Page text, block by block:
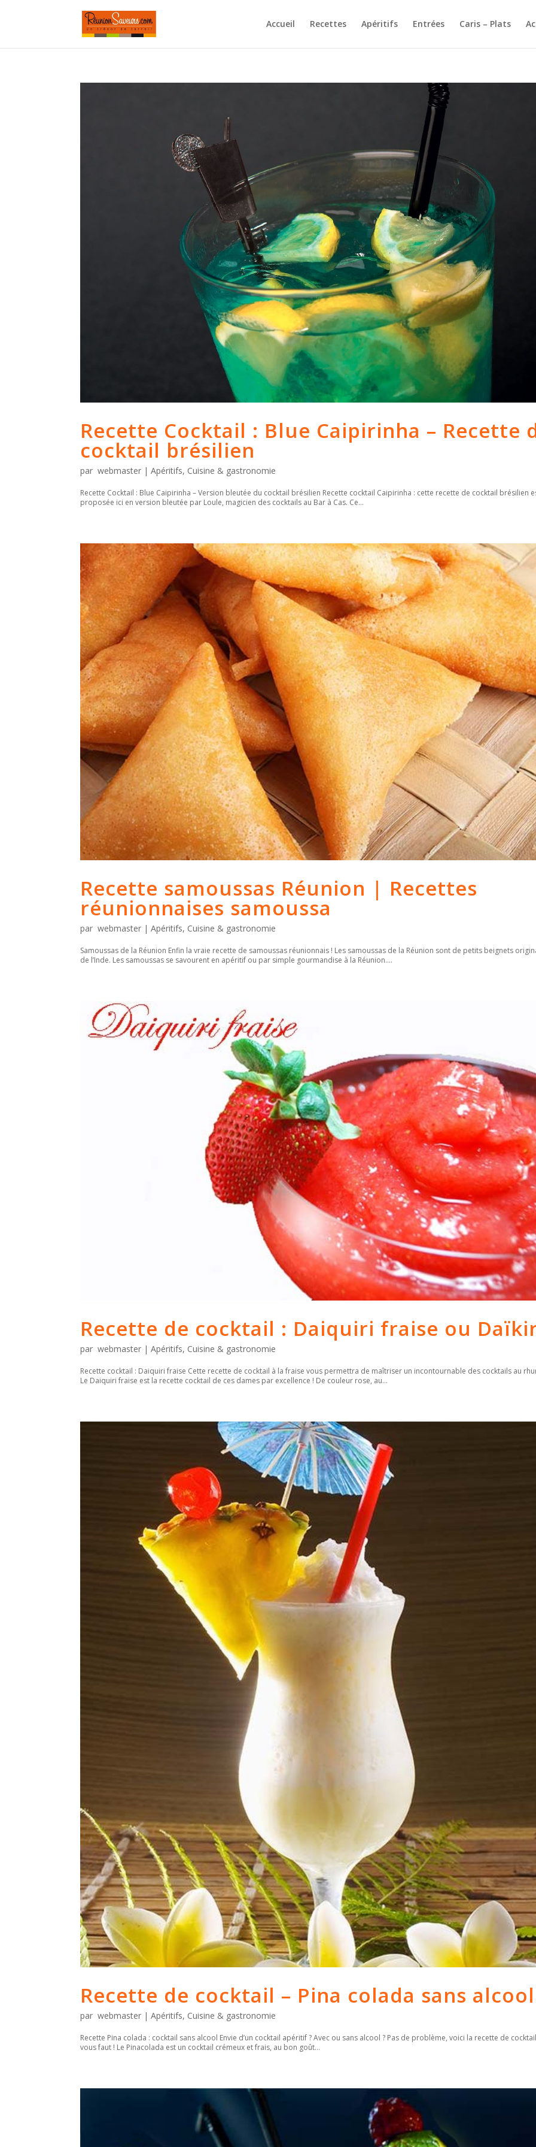
Accueil Recettes Apéritifs Entrées Caris – Plats
Recette Cocktail : Blue Caipirinha – Recette
cocktail brésilien
par webmaster |Apéritifs, Cuisine & gastronomie
Recette Cocktail : Blue Caipirinha – Version bleutée du cocktail brésilien Recette cocktail Caipirinha : cette recette de cocktail brésilien
proposée ici en version bleutée par Loule, magicien des cocktails au Bar à Cas. Ce...
Recette samoussas Réunion | Recettes
réunionnaises samoussa
par webmaster |Apéritifs, Cuisine & gastronomie
Samoussas de la Réunion Enfin la vraie recette de samoussas réunionnais ! Les samoussas de la Réunion sont de petits beignets
de l’Inde. Les samoussas se savourent en apéritif ou par simple gourmandise à la Réunion....
Recette de cocktail : Daiquiri fraise ou
par webmaster |Apéritifs, Cuisine & gastronomie
Recette cocktail : Daiquiri fraise Cette recette de cocktail à la fraise vous permettra de maîtriser un incontournable des cocktails au
Le Daiquiri fraise est la recette cocktail de ces dames par excellence ! De couleur rose, au...
Recette de cocktail – Pina colada sans alcool
par webmaster |Apéritifs, Cuisine & gastronomie
Recette Pina colada : cocktail sans alcool Envie d’un cocktail apéritif ? Avec ou sans alcool ? Pas de problème, voici la recette de
vous faut ! Le Pinacolada est un cocktail crémeux et frais, au bon goût...